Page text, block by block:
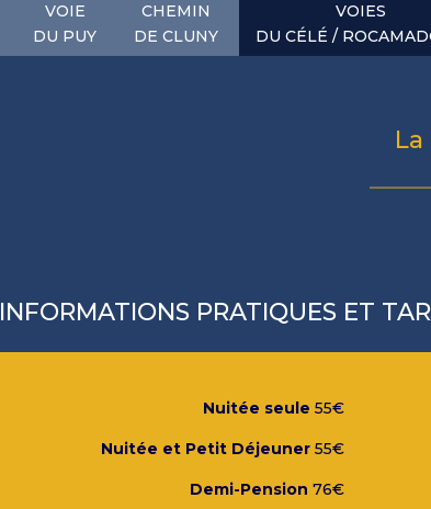
VOIE
DU PUY
CHEMIN
DE CLUNY
VOIES
DU CÉLÉ /
INFORMATIONS PRATIQUES ET
Nuitée seule 55€
Nuitée et Petit Déjeuner55€
Demi-Pension 76€